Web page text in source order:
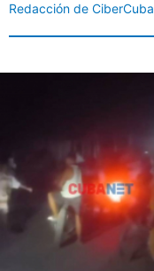
Redacción de CiberCuba